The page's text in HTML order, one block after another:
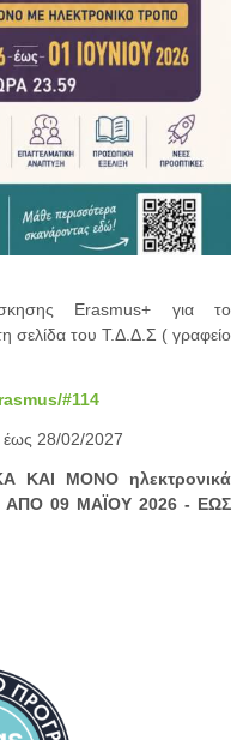
Erasmus+ για το
του Τ.Δ.Δ.Σ ( γραφείο
#114
28/02/2027
ΚΑΙ ΜΟΝΟ ηλεκτρονικά
ΑΠΟ 09 ΜΑΪΟΥ 2026 - ΕΩΣ